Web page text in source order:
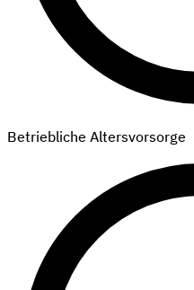
Betriebliche Altersvorsorge